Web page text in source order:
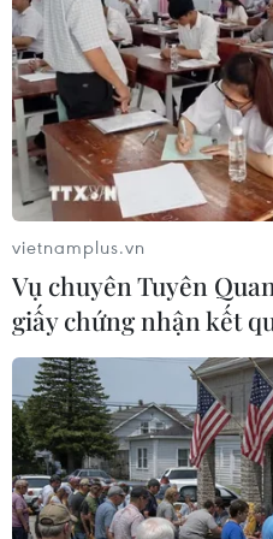
Cơ quan Nhà nước cô độc
sở hữu trí tuệ trong khi
nhận thức đầy đủ về việc
của mình trên môi trường
vietnamplus.vn
Vụ chuyên Tuyên
giấy chứng nhận kết